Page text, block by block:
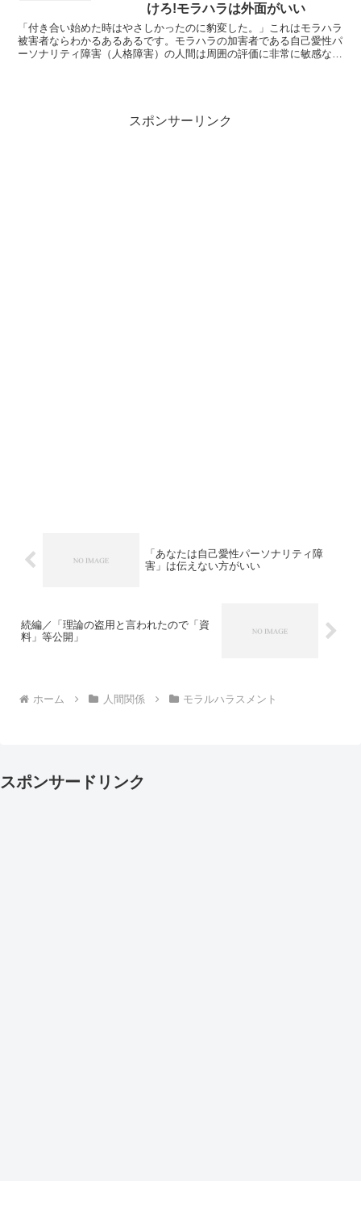
けろ!モラハラは外面がいい
「付き合い始めた時はやさしかったのに豹変した。」これはモラハラ
被害者ならわかるあるあるです。モラハラの加害者である自己愛性パ
ーソナリティ障害（人格障害）の人間は周囲の評価に非常に敏感なの
スポンサーリンク
「あなたは自己愛性パーソナリティ障
害」は伝えない方がいい
続編／「理論の盗用と言われたので「資
料」等公開」
ホーム 人間関係 モラルハラスメント
スポンサードリンク